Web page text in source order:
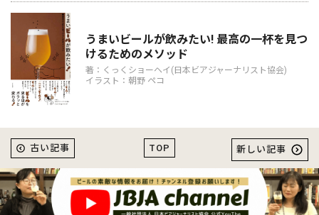
うまいビールが飲みたい! 最高の一杯を見つ
けるためのメソッド
著：くっくショーヘイ(日本ビアジャーナリスト協会)
イラスト：朝野 ペコ
TOP
古い記事 新しい記事